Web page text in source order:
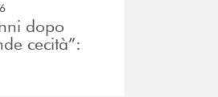
dopo
cecità”: